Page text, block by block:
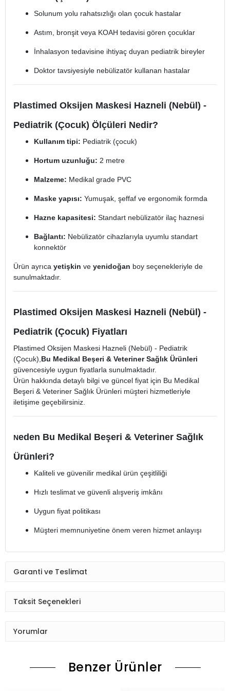
Solunum yolu rahatsızlığı olan çocuk hastalar
Astım, bronşit veya KOAH tedavisi gören çocuklar
İnhalasyon tedavisine ihtiyaç duyan pediatrik bireyler
Doktor tavsiyesiyle nebülizatör kullanan hastalar
Plastimed Oksijen Maskesi Hazneli (Nebül) -
Pediatrik (Çocuk) Ölçüleri Nedir?
Kullanım tipi: Pediatrik (çocuk)
Hortum uzunluğu: 2 metre
Malzeme: Medikal grade PVC
Maske yapısı: Yumuşak, şeffaf ve ergonomik formda
Hazne kapasitesi: Standart nebülizatör ilaç haznesi
Bağlantı: Nebülizatör cihazlarıyla uyumlu standart
konnektör
Ürün ayrıca yetişkin ve yenidoğan boy seçenekleriyle de
sunulmaktadır.
Plastimed Oksijen Maskesi Hazneli (Nebül) -
Pediatrik (Çocuk) Fiyatları
Plastimed Oksijen Maskesi Hazneli (Nebül) - Pediatrik
(Çocuk),Bu Medikal Beşeri & Veteriner Sağlık Ürünleri
güvencesiyle uygun fiyatlarla sunulmaktadır.
Ürün hakkında detaylı bilgi ve güncel fiyat için Bu Medikal
Beşeri & Veteriner Sağlık Ürünleri müşteri hizmetleriyle
iletişime geçebilirsiniz.
Neden Bu Medikal Beşeri & Veteriner Sağlık
Ürünleri?
Kaliteli ve güvenilir medikal ürün çeşitliliği
Hızlı teslimat ve güvenli alışveriş imkânı
Uygun fiyat politikası
Müşteri memnuniyetine önem veren hizmet anlayışı
Garanti ve Teslimat
Taksit Seçenekleri
Yorumlar
Benzer Ürünler